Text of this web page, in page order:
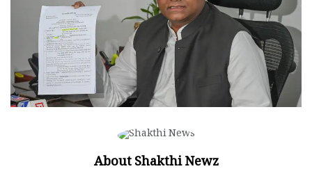
About Shakthi Newz